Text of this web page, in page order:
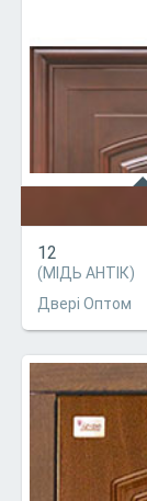
12
(МІДЬ АНТІК)
Двері Оптом